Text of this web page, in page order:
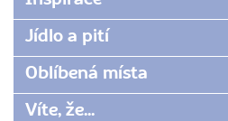
Jídlo a pití
Oblíbená místa
Víte, že...